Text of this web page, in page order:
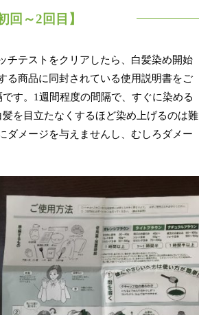
回～2回目】
チテストをクリアしたら、白髪染め開始
る商品に同封されている使用説明書をご
す。1週間程度の間隔で、すぐに染める
を目立たなくするほど染め上げるのは難
ダメージを与えませんし、むしろダメー